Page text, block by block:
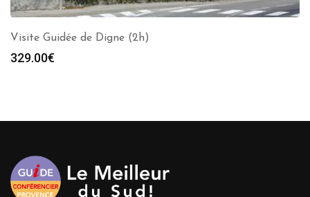
Visite Guidée de Digne (2h)
329.00€